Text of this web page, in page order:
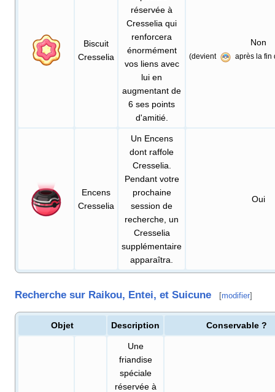
Biscuit
Cresselia
réservée à
Cresselia qui
renforcera
énormément
vos liens avec
lui en
augmentant de
6 ses points
d'amitié.
Non
(devient après la fin
Encens
Cresselia
Un Encens
dont raffole
Cresselia.
Pendant votre
prochaine
session de
recherche, un
Cresselia
supplémentaire
apparaîtra.
Oui
Recherche sur Raikou, Entei, et Suicune [modifier]
Objet Description Conservable ?
Une
friandise
spéciale
réservée à